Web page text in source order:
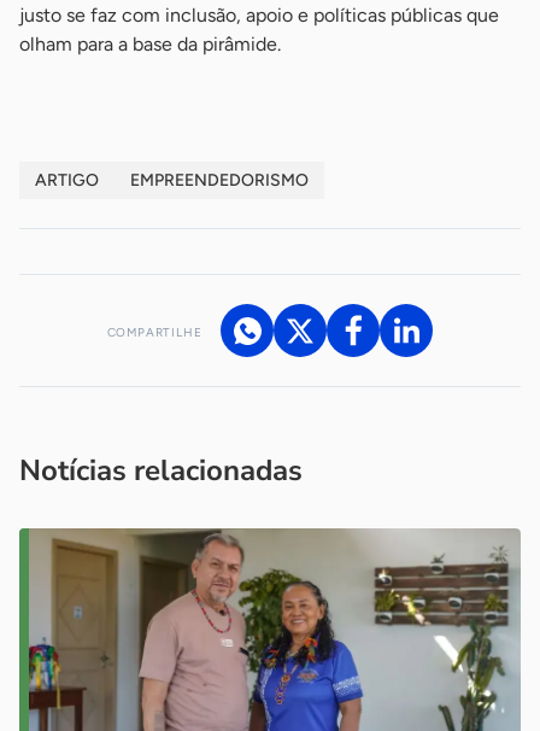
justo se faz com inclusão, apoio e políticas públicas que
olham para a base da pirâmide.
ARTIGO EMPREENDEDORISMO
COMPARTILHE
Notícias relacionadas